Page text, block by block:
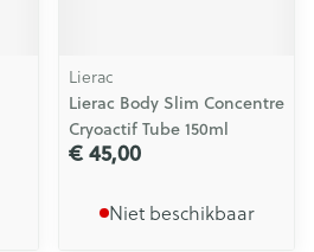
Lierac
Lierac Body Slim Concentre
Cryoactif Tube 150ml
€ 45,00
Niet beschikbaar